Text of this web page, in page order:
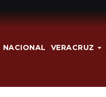
NACIONAL VERACRUZ